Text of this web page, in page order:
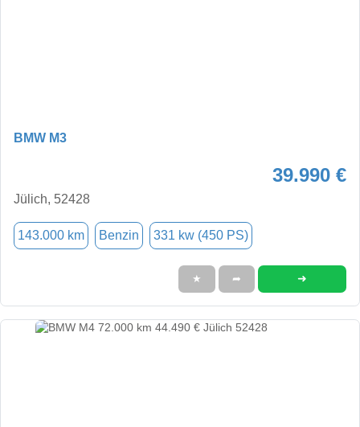
BMW M3
39.990 €
Jülich, 52428
143.000 km Benzin 331 kw (450 PS)
★ ➦ ➜